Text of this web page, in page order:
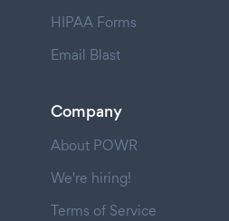
HIPAA Forms
Email Blast
Company
About POWR
We're hiring!
Terms of Service